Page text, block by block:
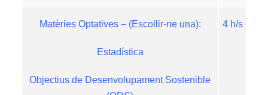
Matèries Optatives – (Escollir-ne una):
Estadística
Objectius de Desenvolupament Sostenible
4 h/s